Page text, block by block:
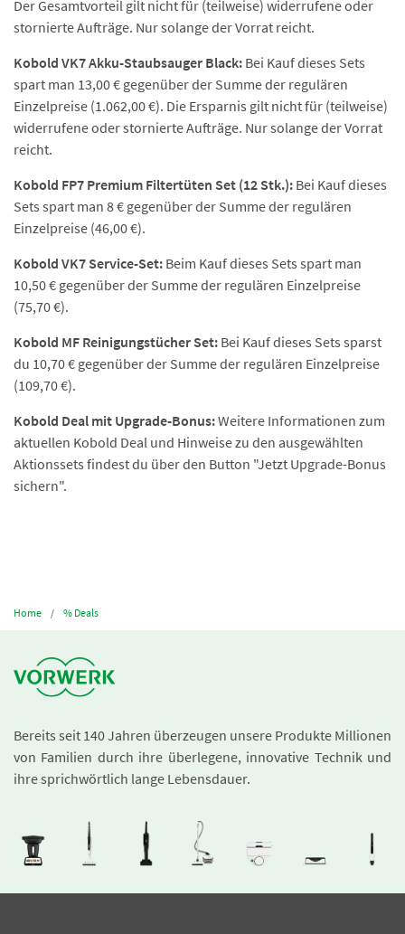
Der Gesamtvorteil gilt nicht für (teilweise) widerrufene oder
stornierte Aufträge. Nur solange der Vorrat reicht.
Kobold VK7 Akku-Staubsauger Black: Bei Kauf dieses Sets
spart man 13,00 € gegenüber der Summe der regulären
Einzelpreise (1.062,00 €). Die Ersparnis gilt nicht für (teilweise)
widerrufene oder stornierte Aufträge. Nur solange der Vorrat
reicht.
Kobold FP7 Premium Filtertüten Set (12 Stk.): Bei Kauf dieses
Sets spart man 8 € gegenüber der Summe der regulären
Einzelpreise (46,00 €).
Kobold VK7 Service-Set: Beim Kauf dieses Sets spart man
10,50 € gegenüber der Summe der regulären Einzelpreise
(75,70 €).
Kobold MF Reinigungstücher Set: Bei Kauf dieses Sets sparst
du 10,70 € gegenüber der Summe der regulären Einzelpreise
(109,70 €).
Kobold Deal mit Upgrade-Bonus:Weitere Informationen zum
aktuellen Kobold Deal und Hinweise zu den ausgewählten
Aktionssets findest du über den Button "Jetzt Upgrade-Bonus
sichern".
Home % Deals
Bereits seit 140 Jahren überzeugen unsere Produkte Millionen
von Familien durch ihre überlegene, innovative Technik und
ihre sprichwörtlich lange Lebensdauer.